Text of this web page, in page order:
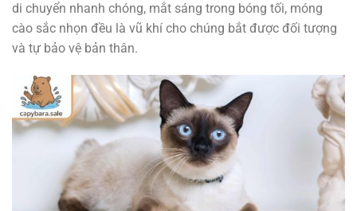
di chuyển nhanh chóng, mắt sáng trong bóng tối, móng
cào sắc nhọn đều là vũ khí cho chúng bắt được đối tượng
và tự bảo vệ bản thân.